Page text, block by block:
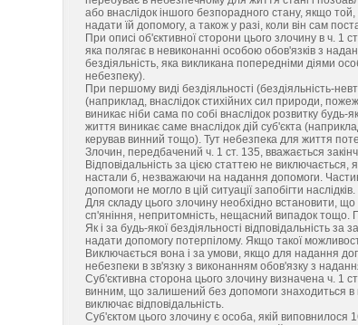
або внаслідок іншого безпорадного стану, якщо
надати їй допомогу, а також у разі, коли він сам
При описі об'єктивної сторони цього злочину в ч. 1
яка полягає в невиконанні особою обов'язків з
бездіяльність, яка викликана попередніми діями
небезпеку).
При першому виді бездіяльності (бездіяльність-
(наприклад, внаслідок стихійних сил природи,
виникає ніби сама по собі внаслідок розвитку
життя виникає саме внаслідок дій суб'єкта
керував винний тощо). Тут небезпека для життя
Злочин, передбачений ч. 1 ст. 135, вважається
Відповідальність за цією статтею не
настали б, незважаючи на надання допомоги.
допомоги не могло в цій ситуації запобігти наслідків.
Для складу цього злочину необхідно встановити,
сп'яніння, непритомність, нещасний випадок тощо.
Як і за будь-якої бездіяльності відповідальність
надати допомогу потерпілому. Якщо такої
Виключається вона і за умови, якщо для надання
небезпеки в зв'язку з виконанням обов'язку з
Суб'єктивна сторона цього злочину визначена ч. 1
винним, що залишений без допомоги знаходиться в
виключає відповідальність.
Суб'єктом цього злочину є особа, якій виповнилося